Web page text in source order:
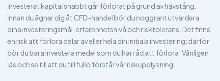
investerat kapital snabbt går förlorat på grund av hävstång.
Innan du ägnar dig åt CFD-handel bör du noggrant utvärdera
dina investeringsmål, erfarenhetsnivå och risktolerans. Det finns
en risk att förlora delar av eller hela din initiala investering; därför
bör du bara investera medel som du har råd att förlora. Vänligen
läs och se till att du till fullo förstår vår riskupplysning.